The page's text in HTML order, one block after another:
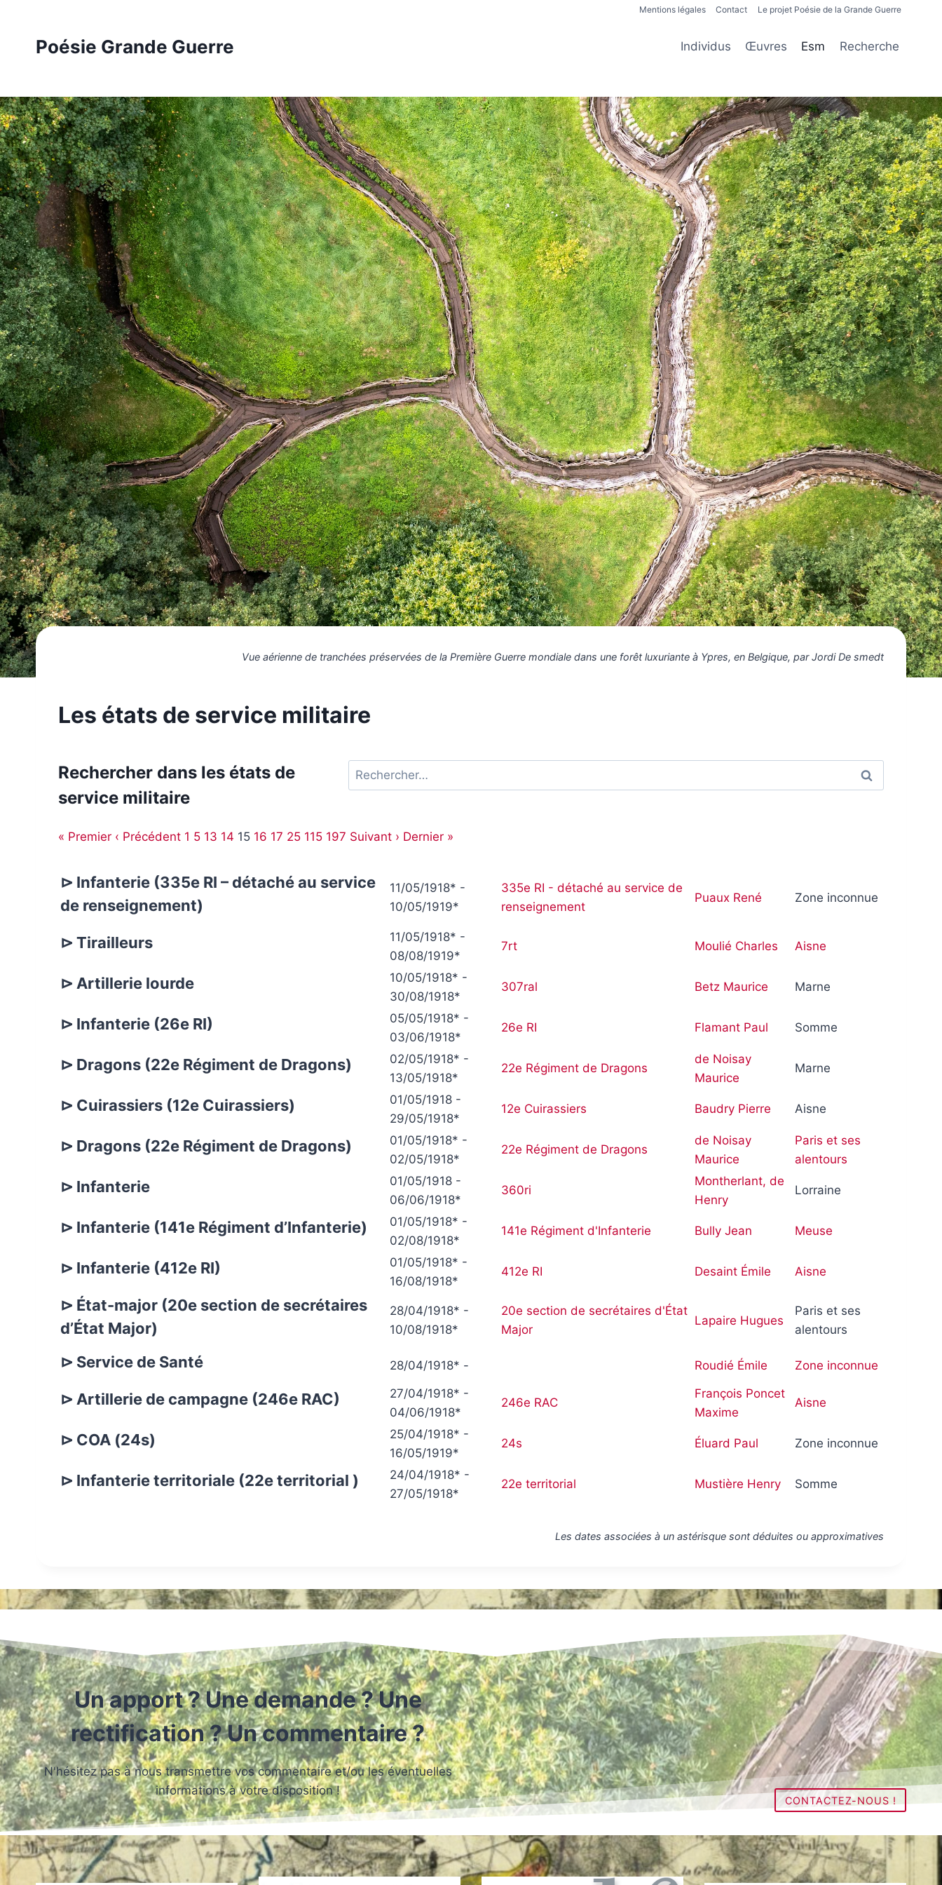
contenu
Mentions légales Contact Le projet Poésie de la Grande Guerre
Poésie Grande Guerre Individus Œuvres Esm Recherche
Vue aérienne de tranchées préservées de la Première Guerre mondiale dans une forêt luxuriante à Ypres, en Belgique, par Jordi De smedt
Les états de service militaire
Rechercher dans les états de
service militaire
e
e
c
« Premier ‹ Précédent 1 5 13 14 15 16 17 25 115 197 Suivant › Dernier »
⊳ Infanterie (335e RI – détaché au service
de renseignement)
11/05/1918* -
10/05/1919*
335e RI - détaché au service de
renseignement
Puaux René Zone inconnue
⊳ Tirailleurs
11/05/1918* -
08/08/1919*
7rt Moulié Charles Aisne
⊳ Artillerie lourde
10/05/1918* -
30/08/1918*
307ral Betz Maurice Marne
⊳ Infanterie (26e RI)
05/05/1918* -
03/06/1918*
26e RI Flamant Paul Somme
⊳ Dragons (22e Régiment de Dragons)
02/05/1918* -
13/05/1918*
22e Régiment de Dragons
de Noisay
Maurice
Marne
⊳ Cuirassiers (12e Cuirassiers)
01/05/1918 -
29/05/1918*
12e Cuirassiers Baudry Pierre Aisne
⊳ Dragons (22e Régiment de Dragons)
01/05/1918* -
02/05/1918*
22e Régiment de Dragons
de Noisay
Maurice
Paris et ses
alentours
⊳ Infanterie
01/05/1918 -
06/06/1918*
360ri
Montherlant, de
Henry
Lorraine
⊳ Infanterie (141e Régiment d’Infanterie)
01/05/1918* -
02/08/1918*
141e Régiment d'Infanterie Bully Jean Meuse
⊳ Infanterie (412e RI)
01/05/1918* -
16/08/1918*
412e RI Desaint Émile Aisne
⊳ État-major (20e section de secrétaires
d’État Major)
28/04/1918* -
10/08/1918*
20e section de secrétaires d'État
Major
Lapaire Hugues
Paris et ses
alentours
⊳ Service de Santé 28/04/1918* - Roudié Émile Zone inconnue
⊳ Artillerie de campagne (246e RAC)
27/04/1918* -
04/06/1918*
246e RAC
François Poncet
Maxime
Aisne
⊳ COA (24s)
25/04/1918* -
16/05/1919*
24s Éluard Paul Zone inconnue
⊳ Infanterie territoriale (22e territorial )
24/04/1918* -
27/05/1918*
22e territorial Mustière Henry Somme
Les dates associées à un astérisque sont déduites ou approximatives
Un apport ? Une demande ? Une
rectification ? Un commentaire ?
N'hésitez pas à nous transmettre vos commentaire et/ou les éventuelles
informations à votre disposition !
CONTACTEZ-NOUS !